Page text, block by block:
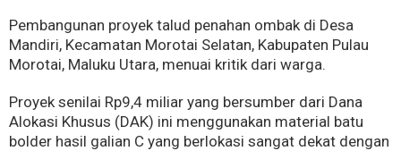
Pembangunan proyek talud penahan ombak di Desa
Mandiri, Kecamatan Morotai Selatan, Kabupaten Pulau
Morotai, Maluku Utara, menuai kritik dari warga.
Proyek senilai Rp9,4 miliar yang bersumber dari Dana
Alokasi Khusus (DAK) ini menggunakan material batu
bolder hasil galian C yang berlokasi sangat dekat dengan